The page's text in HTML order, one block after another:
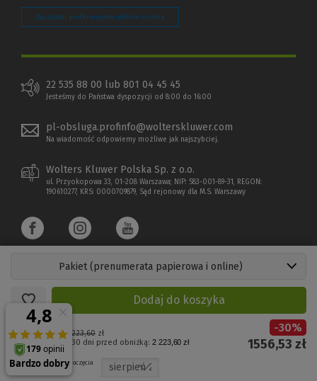
Pakiet (prenumerata papierowa i online)
Cena regularna:2223,60zł
Najniższa cena z 30 dni przed obniżką:2 223,60 zł
-30%
1556,53 zł
Wybierz miesiąc rozpoczęcia
Dodaj do koszyka
Zarządzaj preferencjami plików cookie
22 535 88 00 lub 801 04 45 45
Jesteśmy do Państwa dyspozycji od 8:00 do 16:00
pl-obsluga.profinfo@wolterskluwer.com
Na wiadomość odpowiemy możliwe jak najszybciej.
Wolters Kluwer Polska Sp. z o.o.
ul. Przyokopowa 33, 01-208 Warszawa; NIP: 583-001-89-31, REGON:
190610277, KRS: 0000709879, Sąd rejonowy dla M.S. Warszawy
Copyright 1997 - 2026 Wolters Kluwer Polska Sp. z o.o.
Płatności elektroniczne
(Nowe
okno)
(Link
do